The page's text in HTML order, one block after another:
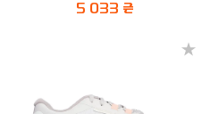
5 033 ₴